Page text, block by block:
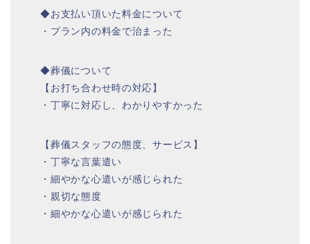
◆お支払い頂いた料金について
・プラン内の料金で治まった
◆葬儀について
【お打ち合わせ時の対応】
・丁寧に対応し、わかりやすかった
【葬儀スタッフの態度、サービス】
・丁寧な言葉遣い
・細やかな心遣いが感じられた
・親切な態度
・細やかな心遣いが感じられた